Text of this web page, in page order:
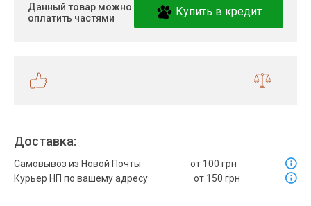
Данный товар можно
оплатить частями
Купить в кредит
Доставка:
Самовывоз из Новой Почты
от 100 грн
Курьер НП по вашему адресу
от 150 грн